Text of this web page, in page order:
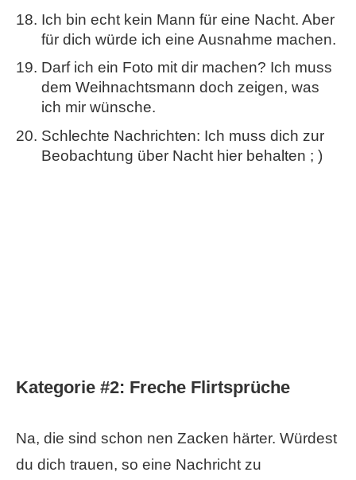
Ich bin echt kein Mann für eine Nacht. Aber
für dich würde ich eine Ausnahme machen.
Darf ich ein Foto mit dir machen? Ich muss
dem Weihnachtsmann doch zeigen, was
ich mir wünsche.
Schlechte Nachrichten: Ich muss dich zur
Beobachtung über Nacht hier behalten ; )
Kategorie #2: Freche Flirtsprüche
Na, die sind schon nen Zacken härter. Würdest
du dich trauen, so eine Nachricht zu